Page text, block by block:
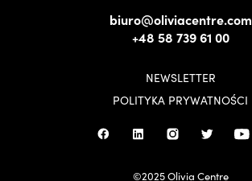
biuro@oliviacentre.com
+48 58 739 61 00
NEWSLETTER
POLITYKA PRYWATNOŚCI
©2025 Olivia Centre